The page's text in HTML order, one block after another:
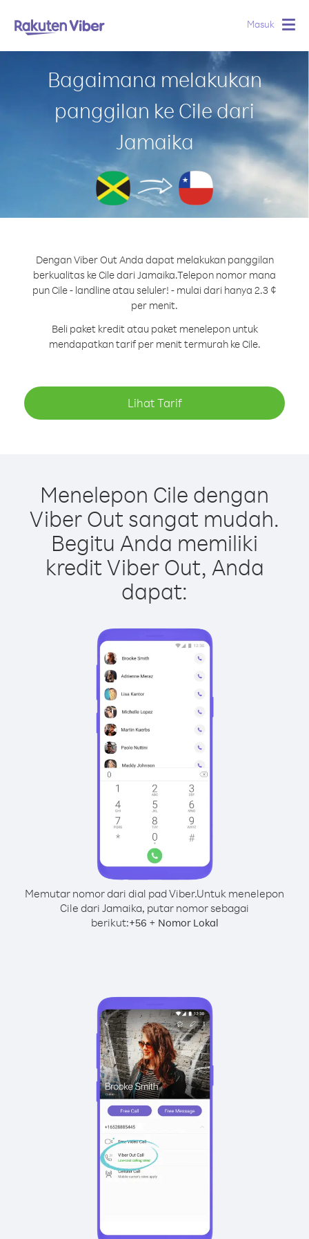
Masuk
Bagaimana melakukan
panggilan ke Cile dari
Jamaika
Dengan Viber Out Anda dapat melakukan panggilan
berkualitas ke Cile dari Jamaika.Telepon nomor mana
pun Cile - landline atau seluler! - mulai dari hanya 2.3 ¢
per menit.
Beli paket kredit atau paket menelepon untuk
mendapatkan tarif per menit termurah ke Cile.
Lihat Tarif
Menelepon Cile dengan
Viber Out sangat mudah.
Begitu Anda memiliki
kredit Viber Out, Anda
dapat:
Memutar nomor dari dial pad Viber.Untuk menelepon
Cile dari Jamaika, putar nomor sebagai
berikut:+56 + Nomor Lokal